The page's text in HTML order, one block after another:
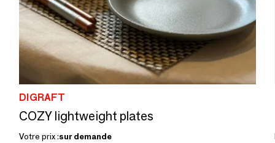
DIGRAFT
COZY lightweight plates
Votre prix :sur demande